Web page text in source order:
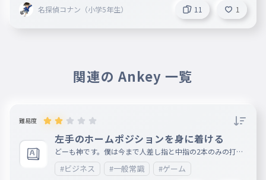
名探偵コナン（小学5年生） 11 1
関連の Ankey 一覧
難易度
左手のホームポジションを身に着ける
どーも神です。僕は今まで人差し指と中指の2本のみの打法
だったのでそろそろちゃんとしようかなと思いました。
#ビジネス #一般常識 #ゲーム